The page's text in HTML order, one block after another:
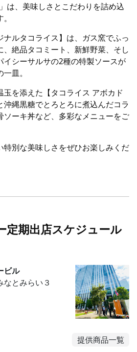
は、美味しさとこだわりを詰め込
ルタコライス】は、ガス窯でふっ
、絶品タコミート、新鮮野菜、そし
イシーサルサの2種の特製ソースが
皿。
を添えた【タコライス アボカド
沖縄黒糖でとろとろに煮込んだコラ
ソーキ丼など、多彩なメニューをご
特別な美味しさをぜひお楽しみくだ
定期出店スケジュール
ビル
とみらい３
提供商品一覧